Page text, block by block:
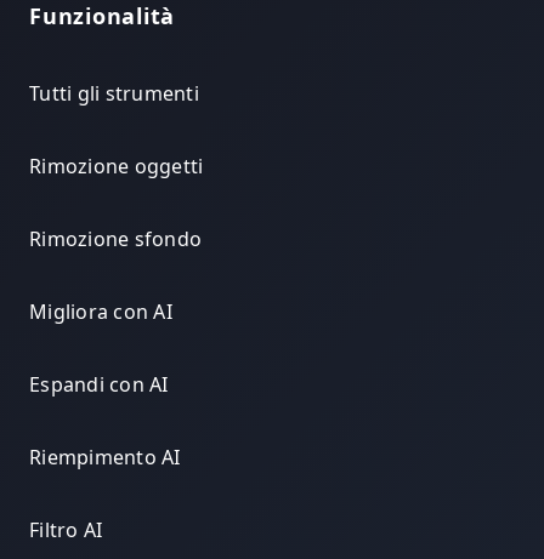
Funzionalità
Tutti gli strumenti
Rimozione oggetti
Rimozione sfondo
Migliora con AI
Espandi con AI
Riempimento AI
Filtro AI